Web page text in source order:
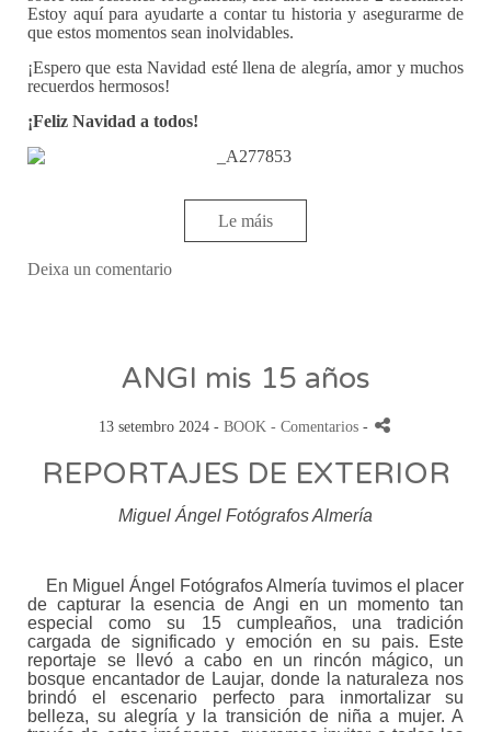
Estoy aquí para ayudarte a contar tu historia y asegurarme de
que estos momentos sean inolvidables.
¡Espero que esta Navidad esté llena de alegría, amor y muchos
recuerdos hermosos!
¡Feliz Navidad a todos!
Le máis
Deixa un comentario
ANGI mis 15 años
13 setembro 2024 - BOOK - Comentarios -
REPORTAJES DE EXTERIOR
Miguel Ángel Fotógrafos Almería
En Miguel Ángel Fotógrafos Almería tuvimos el placer
de capturar la esencia de Angi en un momento tan
especial como su 15 cumpleaños, una tradición
cargada de significado y emoción en su pais. Este
reportaje se llevó a cabo en un rincón mágico, un
bosque encantador de Laujar, donde la naturaleza nos
brindó el escenario perfecto para inmortalizar su
belleza, su alegría y la transición de niña a mujer. A